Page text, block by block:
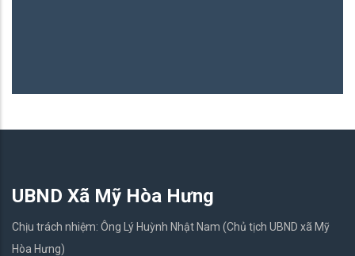
UBND Xã Mỹ Hòa Hưng
Chịu trách nhiệm: Ông Lý Huỳnh Nhật Nam (Chủ tịch UBND xã Mỹ
Hòa Hưng)